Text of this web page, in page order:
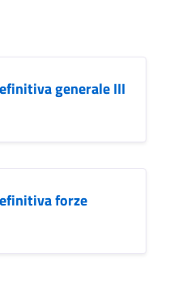
generale III
forze